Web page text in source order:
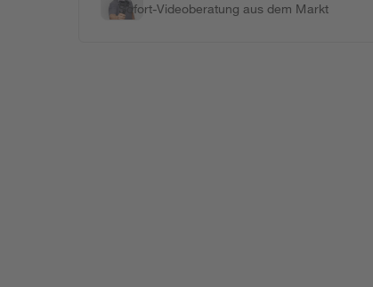
Sofort-Videoberatung aus dem Markt